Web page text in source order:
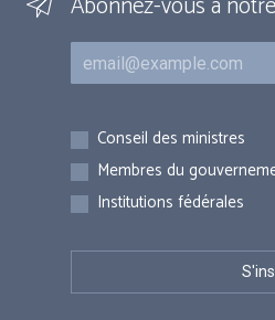
Courriel
Inscriptions
Conseil des ministres
Membres du
Institutions fédérales